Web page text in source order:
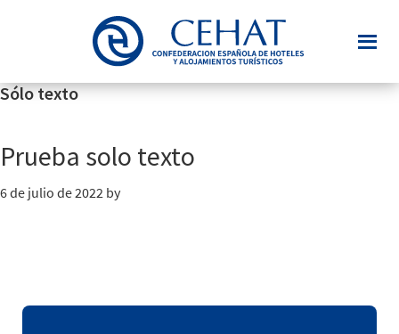
principal
Sólo texto
Prueba solo texto
6 de julio de 2022 by